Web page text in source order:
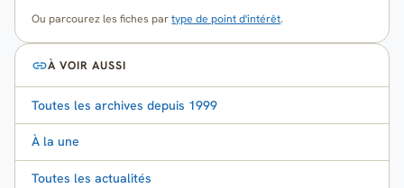
Ou parcourez les fiches partype de point d'intérêt.
À VOIR AUSSI
Toutes les archives depuis 1999
À la une
Toutes les actualités